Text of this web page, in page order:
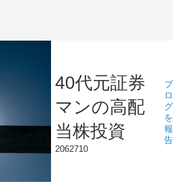
40代元証券
マンの高配
当株投資
2062710
ブ
ロ
グ
を
報
告